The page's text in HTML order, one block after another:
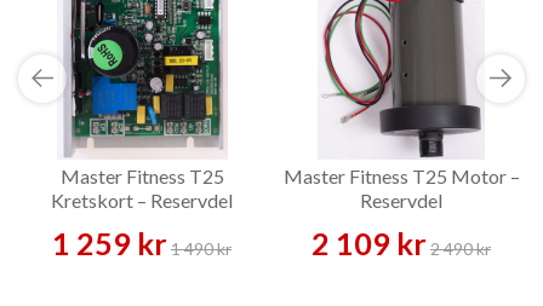
Master Fitness T25
Kretskort – Reservdel
1 259 kr1 490 kr
Master Fitness T25 Motor –
Reservdel
2 109 kr2 490 kr